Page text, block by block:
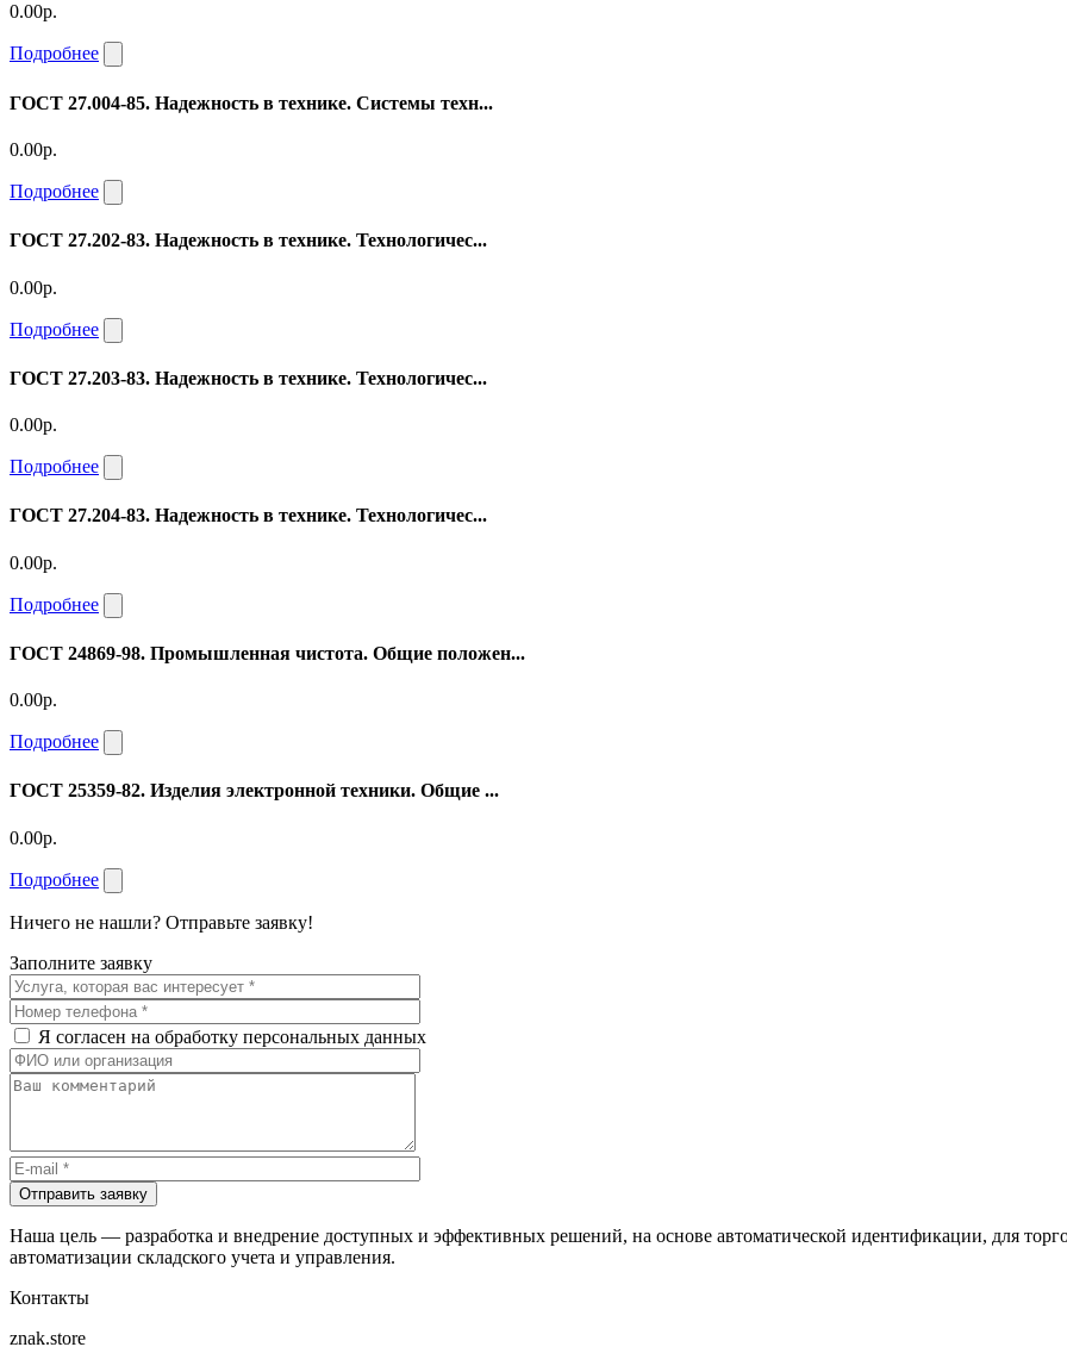
0.00р.
Подробнее
ГОСТ 27.004-85. Надежность в технике. Системы техн...
0.00р.
Подробнее
ГОСТ 27.202-83. Надежность в технике. Технологичес...
0.00р.
Подробнее
ГОСТ 27.203-83. Надежность в технике. Технологичес...
0.00р.
Подробнее
ГОСТ 27.204-83. Надежность в технике. Технологичес...
0.00р.
Подробнее
ГОСТ 24869-98. Промышленная чистота. Общие положен...
0.00р.
Подробнее
ГОСТ 25359-82. Изделия электронной техники. Общие ...
0.00р.
Подробнее
Ничего не нашли? Отправьте заявку!
Заполните заявку
Я согласен на обработку персональных данных
Отправить заявку
Наша цель — разработка и внедрение доступных и эффективных решений, на основе автоматической идентификации, для
автоматизации складского учета и управления.
Контакты
znak.store